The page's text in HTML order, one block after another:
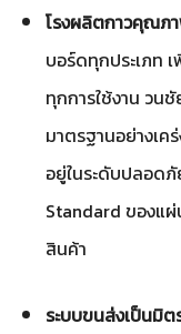
โรงผลิตกาวคุณภ
บอร์ดทุกประเภท
ทุกการใช้งาน วน
มาตรฐานอย่างเ
อยู่ในระดับปลอด
Standard ของแผ่
สินค้า
ระบบขนส่งเป็นมิ